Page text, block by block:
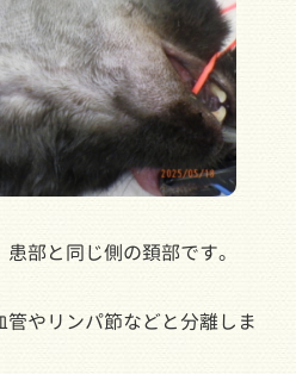
部と同じ側の頚部です。
管やリンパ節などと分離しま